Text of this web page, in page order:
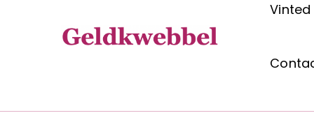
Geldkwebbel
Vinted